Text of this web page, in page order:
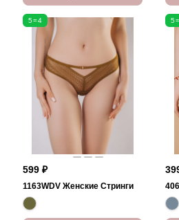
5=4
599 ₽
1163WDV Женские Стринги